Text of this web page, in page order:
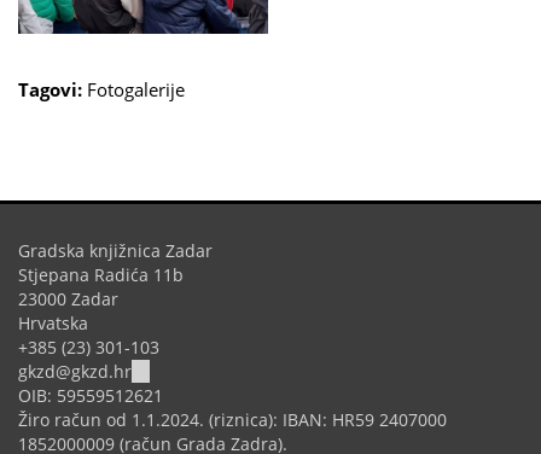
Tagovi: Fotogalerije
Gradska knjižnica Zadar
Stjepana Radića 11b
23000 Zadar
Hrvatska
+385 (23) 301-103
gkzd@gkzd.hr
sends
e-
mail)
OIB: 59559512621
Žiro račun od 1.1.2024. (riznica): IBAN: HR59 2407000
1852000009 (račun Grada Zadra).